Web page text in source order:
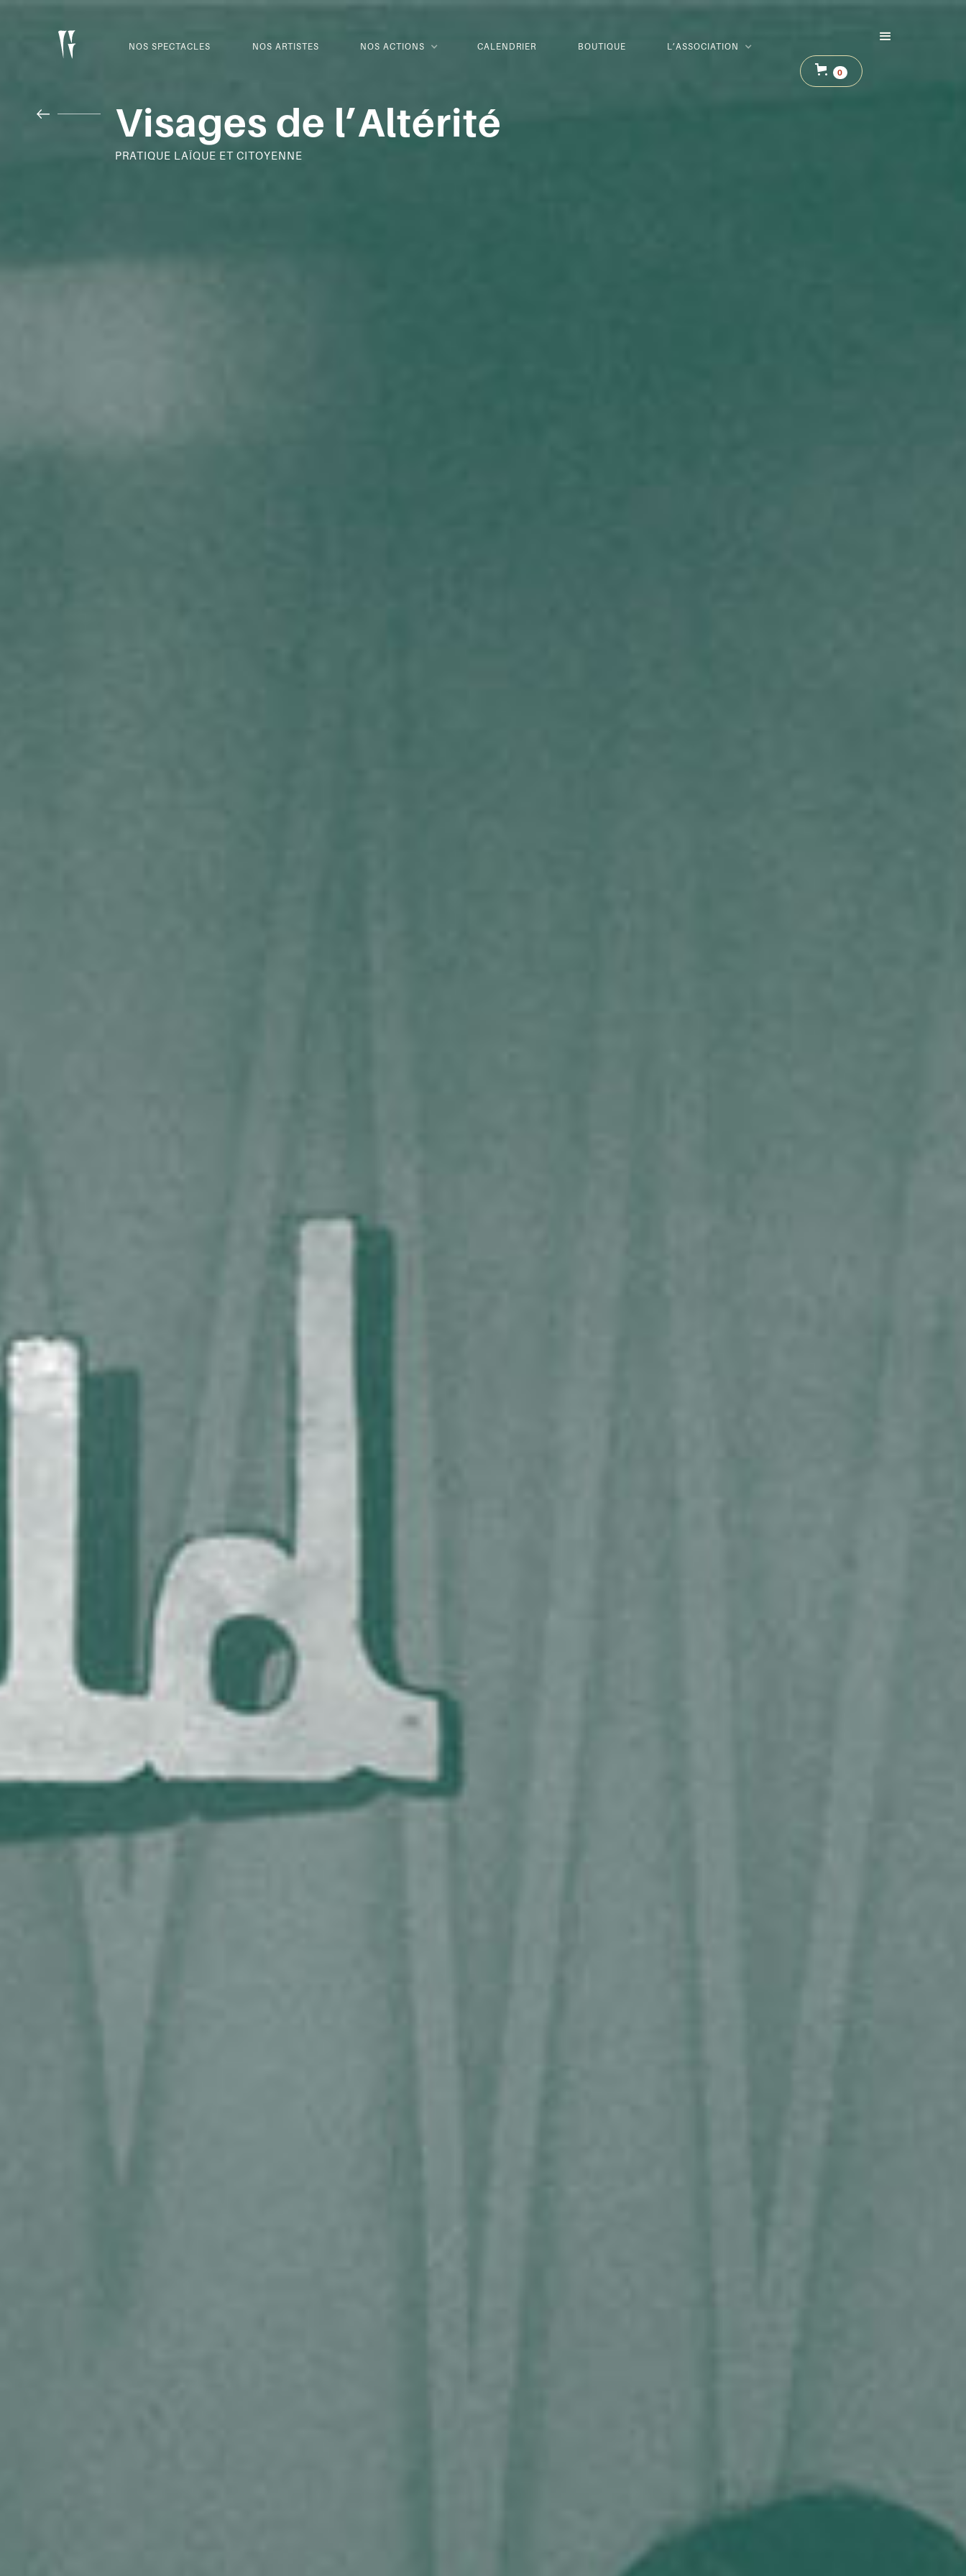
NOS SPECTACLES NOS ARTISTES NOS ACTIONS CALENDRIER BOUTIQUE L’ASSOCIATION
0
Visages de l’Altérité
PRATIQUE LAÏQUE ET CITOYENNE